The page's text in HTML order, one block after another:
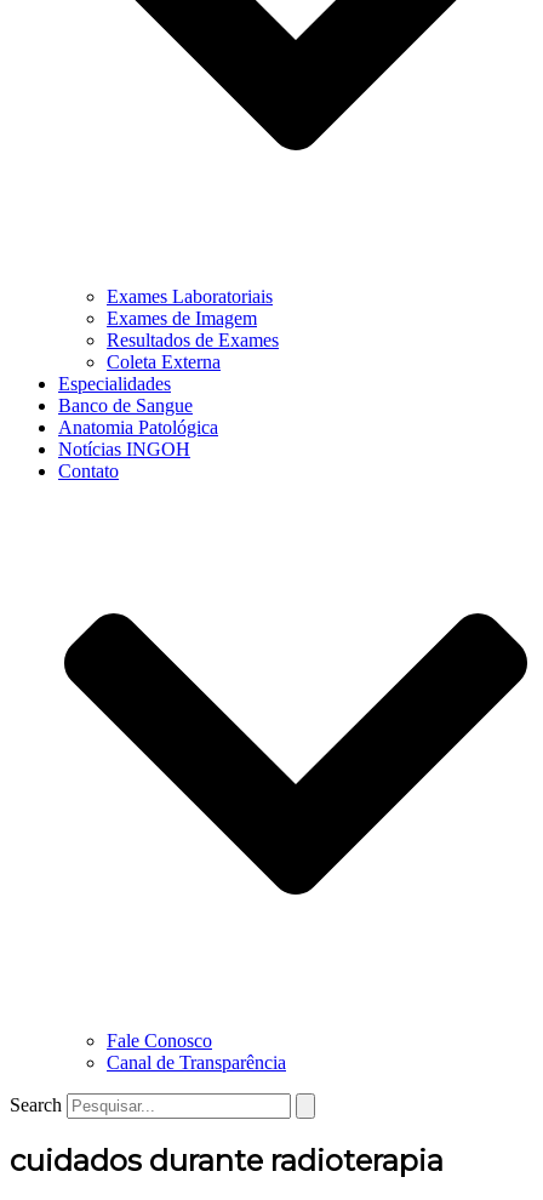
Exames Laboratoriais
Exames de Imagem
Resultados de Exames
Coleta Externa
Especialidades
Banco de Sangue
Anatomia Patológica
Notícias INGOH
Contato
Fale Conosco
Canal de Transparência
Search
cuidados durante radioterapia